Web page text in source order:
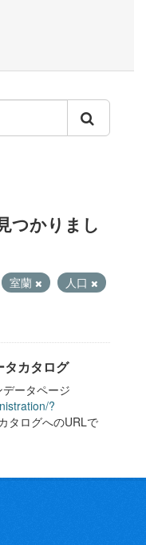
つかりまし
室蘭
人口
タカタログ
ータページ
?
タログへのURLで